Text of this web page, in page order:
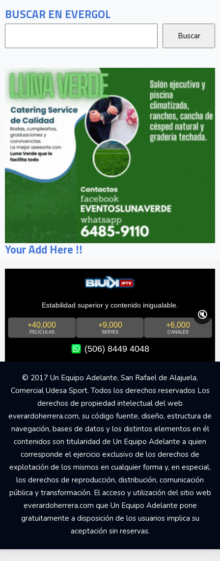
BUSCAR EN EVERGOL
Your Add Here !!
Estabilidad superior y contenido inigualable.
+40,000
PELÍCULAS
+9,000
SERIES
+6,000
CANALES
(506) 8449 4048
🔇
© 2017 Un Equipo Adelante, San Rafael de Alajuela,
Comercial Udesa Sport. Todos los derechos reservados Los
derechos de propiedad intelectual del web
everardoherrera.com, su código fuente, diseño, estructura de
navegación, bases de datos y los distintos elementos en él
contenidos son titularidad de Un Equipo Adelante a quien
corresponde el ejercicio exclusivo de los derechos de
explotación de los mismos en cualquier forma y, en especial,
los derechos de reproducción, distribución, comunicación
pública y transformación. El acceso y utilización del sitio web
everardoherrera.com que Un Equipo Adelante pone
gratuitamente a disposición de los usuarios implica su
aceptación sin reservas.